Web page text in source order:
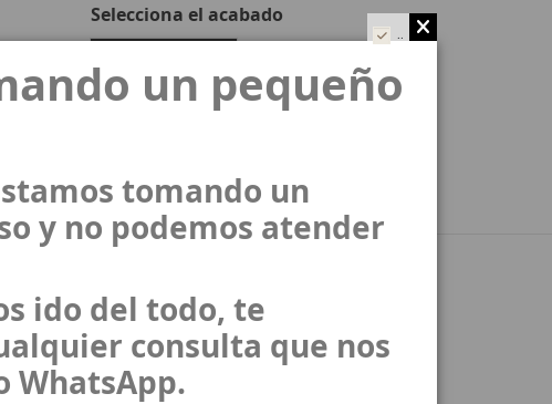
Selecciona el acabado
un pequeño
tomando un
y no podemos atender
ido del todo, te
consulta que nos
WhatsApp.